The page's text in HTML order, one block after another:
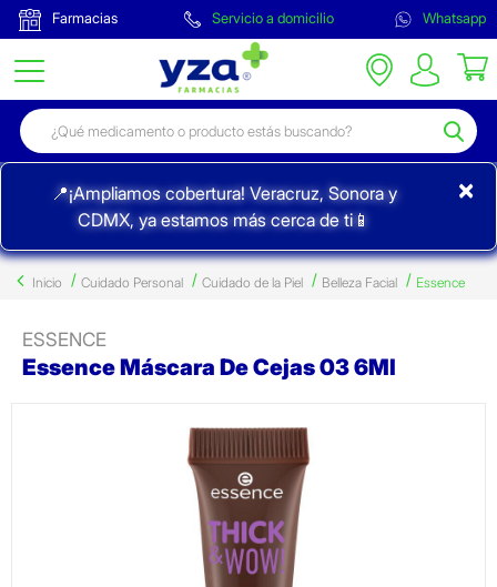
Farmacias Servicio a domicilio Whatsapp
📍¡Ampliamos cobertura! Veracruz, Sonora y
CDMX, ya estamos más cerca de ti📱
×
Inicio Cuidado Personal Cuidado de la Piel Belleza Facial Essence
ESSENCE
Essence Máscara De Cejas 03 6Ml